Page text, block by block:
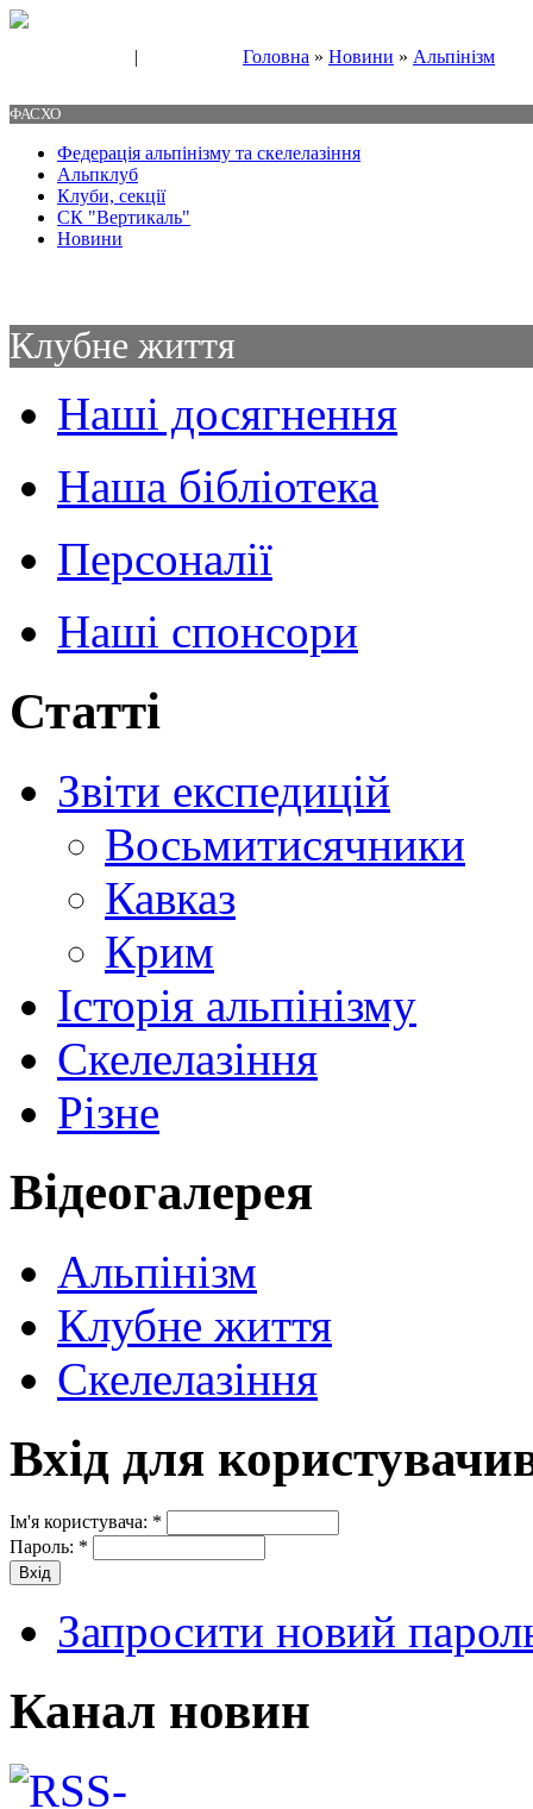
| Головна » Новини » Альпінізм
ФАСХО
Федерація альпінізму та скелелазіння
Альпклуб
Клуби, секції
СК "Вертикаль"
Новини
Клубне життя
Наші досягнення
Наша бібліотека
Персоналії
Наші спонсори
Статті
Звіти експедицій
Восьмитисячники
Кавказ
Крим
Історія альпінізму
Скелелазіння
Різне
Відеогалерея
Альпінізм
Клубне життя
Скелелазіння
Вхід для
Ім'я користувача: *
Пароль: *
Запросити новий
Канал новин